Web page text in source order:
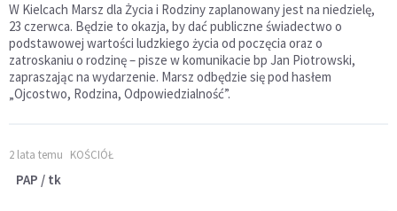
W Kielcach Marsz dla Życia i Rodziny zaplanowany jest na niedzielę,
23 czerwca. Będzie to okazja, by dać publiczne świadectwo o
podstawowej wartości ludzkiego życia od poczęcia oraz o
zatroskaniu o rodzinę – pisze w komunikacie bp Jan Piotrowski,
zapraszając na wydarzenie. Marsz odbędzie się pod hasłem
„Ojcostwo, Rodzina, Odpowiedzialność”.
2 lata temu KOŚCIÓŁ
PAP / tk